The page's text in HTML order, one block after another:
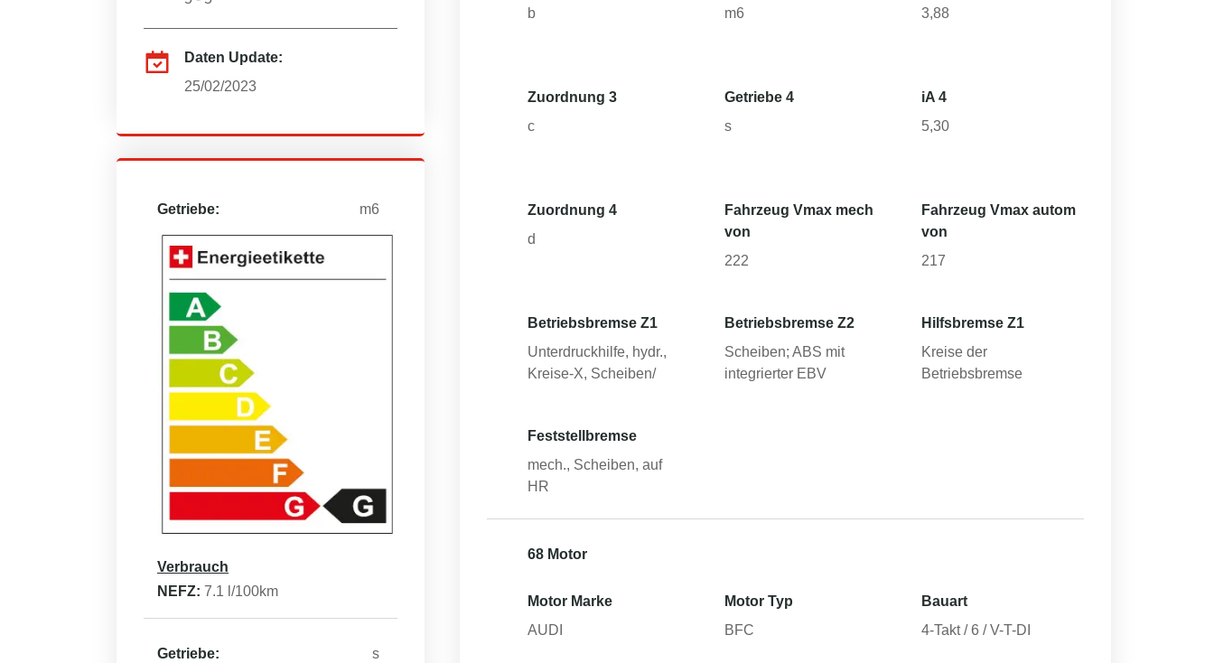
Daten Update:
25/02/2023
Getriebe: m6
Verbrauch
NEFZ: 7.1 l/100km
Getriebe: s
b
m6
3,88
Zuordnung 3
c
Getriebe 4
s
iA 4
5,30
Zuordnung 4
d
Fahrzeug Vmax mech
von
222
Fahrzeug Vmax autom
von
217
Betriebsbremse Z1
Unterdruckhilfe, hydr.,
Kreise-X, Scheiben/
Betriebsbremse Z2
Scheiben; ABS mit
integrierter EBV
Hilfsbremse Z1
Kreise der
Betriebsbremse
Feststellbremse
mech., Scheiben, auf
HR
68 Motor
Motor Marke
AUDI
Motor Typ
BFC
Bauart
4-Takt / 6 / V-T-DI